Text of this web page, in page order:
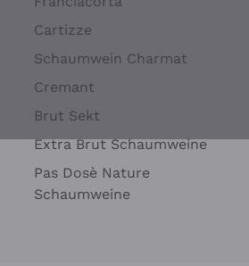
Cartizze
Schaumwein Charmat
Cremant
Brut Sekt
Extra Brut Schaumweine
Pas Dosè Nature
Schaumweine